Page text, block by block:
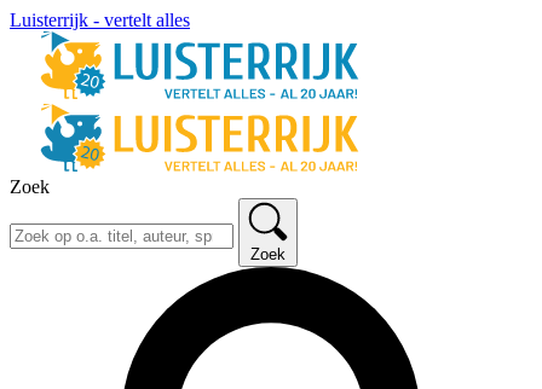
Luisterrijk - vertelt alles
Zoek
Zoek